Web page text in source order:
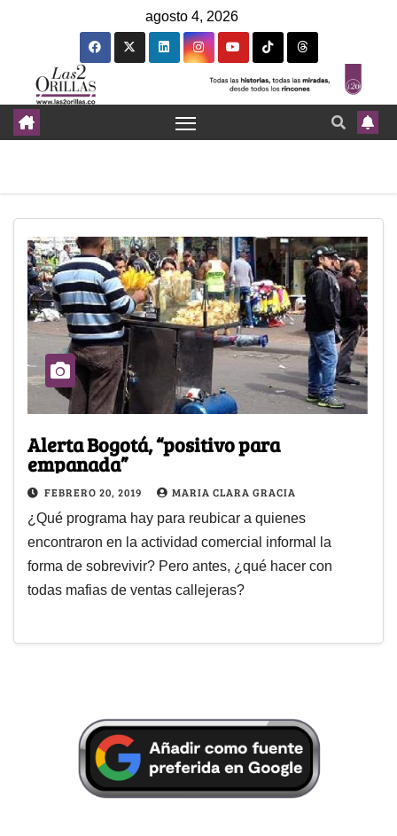
agosto 4, 2026
Alerta Bogotá, “positivo para
empanada”
FEBRERO 20, 2019 MARIA CLARA GRACIA
¿Qué programa hay para reubicar a quienes
encontraron en la actividad comercial informal la
forma de sobrevivir? Pero antes, ¿qué hacer con
todas mafias de ventas callejeras?